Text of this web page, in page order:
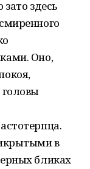
здесь
Оно,
головы
в
бликах